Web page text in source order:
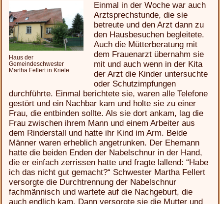
Haus der
Gemeindeschwester
Martha Fellert in Kriele
Einmal in der Woche war auch
Arztsprechstunde, die sie
betreute und den Arzt dann zu
den Hausbesuchen begleitete.
Auch die Mütterberatung mit
dem Frauenarzt übernahm sie
mit und auch wenn in der Kita
der Arzt die Kinder untersuchte
oder Schutzimpfungen
durchführte. Einmal berichtete sie, waren alle Telefone
gestört und ein Nachbar kam und holte sie zu einer
Frau, die entbinden sollte. Als sie dort ankam, lag die
Frau zwischen ihrem Mann und einem Arbeiter aus
dem Rinderstall und hatte ihr Kind im Arm. Beide
Männer waren erheblich angetrunken. Der Ehemann
hatte die beiden Enden der Nabelschnur in der Hand,
die er einfach zerrissen hatte und fragte lallend: “Habe
ich das nicht gut gemacht?“ Schwester Martha Fellert
versorgte die Durchtrennung der Nabelschnur
fachmännisch und wartete auf die Nachgeburt, die
auch endlich kam. Dann versorgte sie die Mutter und